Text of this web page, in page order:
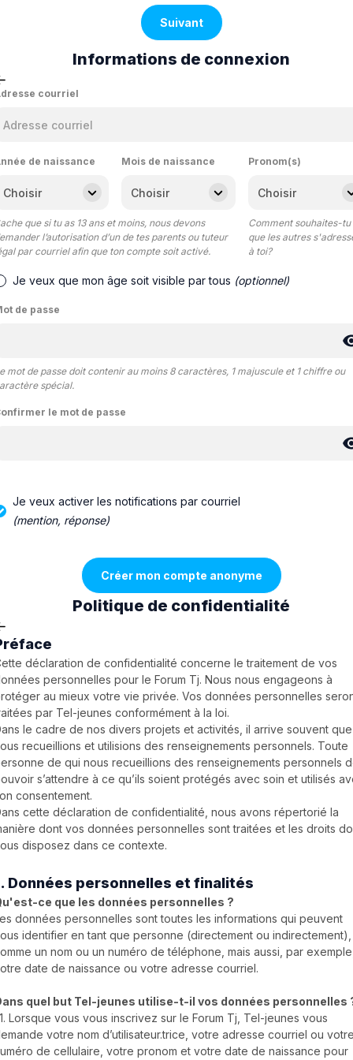
Suivant
Informations de connexion
courriel
de naissance Mois de naissance
que si tu as 13 ans et moins, nous devons
l’autorisation d’un de tes parents ou tuteur
par courriel afin que ton compte soit activé.
Pronom(s)
Comment souhaites-tu
que les autres
à toi?
Je veux que mon âge soit visible par tous (optionnel)
de passe
mot de passe doit contenir au moins 8 caractères, 1 majuscule et 1 chiffre ou
spécial.
le mot de passe
Je veux activer les notifications par courriel
(mention, réponse)
Politique de confidentialité
déclaration de confidentialité concerne le traitement de vos
personnelles pour le Forum Tj. Nous nous engageons à
au mieux votre vie privée. Vos données personnelles
par Tel-jeunes conformément à la loi.
le cadre de nos divers projets et activités, il arrive souvent que
recueillions et utilisions des renseignements personnels. Toute
de qui nous recueillions des renseignements personnels
s’attendre à ce qu’ils soient protégés avec soin et utilisés
consentement.
cette déclaration de confidentialité, nous avons répertorié la
dont vos données personnelles sont traitées et les droits
disposez dans ce contexte.
Données personnelles et finalités
ce que les données personnelles ?
données personnelles sont toutes les informations qui peuvent
identifier en tant que personne (directement ou indirectement),
un nom ou un numéro de téléphone, mais aussi, par
date de naissance ou votre adresse courriel.
quel but Tel-jeunes utilise-t-il vos données personnelles
Lorsque vous vous inscrivez sur le Forum Tj, Tel-jeunes vous
votre nom d’utilisateur.trice, votre adresse courriel ou
de cellulaire, votre pronom et votre date de naissance pour